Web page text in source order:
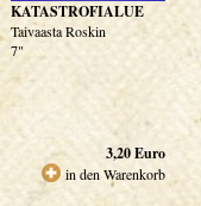
KATASTROFIALUE
Taivaasta Roskin
7"
3,20Euro
in den Warenkorb